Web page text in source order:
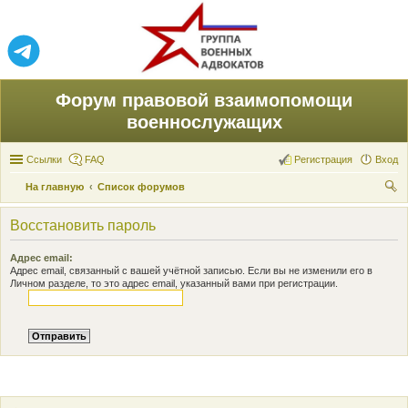
Форум правовой взаимопомощи
военнослужащих
Ссылки FAQ Вход
Регистрация
На главную
Список форумов
ои
Восстановить пароль
Адрес email:
Адрес email, связанный с вашей учётной записью. Если вы не изменили его в
Личном разделе, то это адрес email, указанный вами при регистрации.